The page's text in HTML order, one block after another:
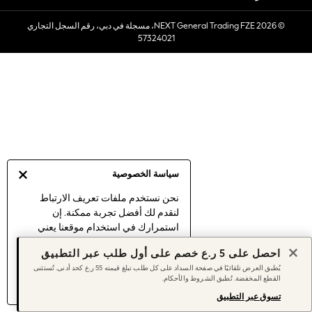
سياسة الخصوصية
نحن نستخدم ملفات تعريف الارتباط
لنقدم لك أفضل تجربة ممكنة. إن
استمرارك في استخدام موقعنا يعني
الارتباط.
اكتشف المزيد عن إدارة إعدادات ملفات
تعريف الارتباط (الكوكيز).
Sets & Outfits
Linen Collection
Women's Holiday Shop
Women's Travel Styles
Linen Collection
Tops & T-Shirts
Cover Ups & Kaftans
Sandals
Swimwear
© 2026 NEXT General Trading FZE، مسجلة في دبي، رقم السجل التجاري
57324021
احصل على 5 ر.ع خصم على أول طلب عبر التطبيق
يُطبق العرض تلقائيًا في صفحة السداد على كل طلب تبلغ قيمته 55 ر.ع كحد أدنى. تُستثنى
القطع المخفضة. تُطبق الشروط والأحكام.
تسوق عبر التطبيق